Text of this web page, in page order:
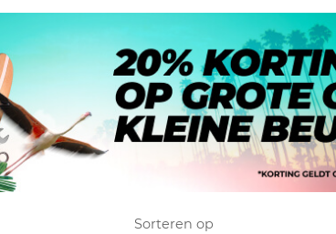
Sorteren op